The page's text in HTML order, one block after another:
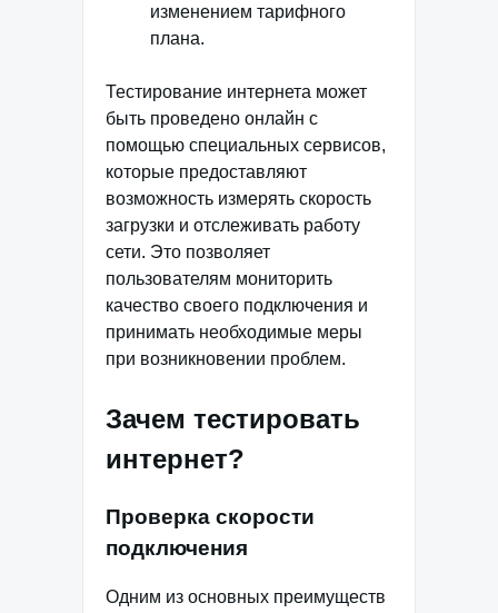
изменением тарифного
плана.
Тестирование интернета может
быть проведено онлайн с
помощью специальных сервисов,
которые предоставляют
возможность измерять скорость
загрузки и отслеживать работу
сети. Это позволяет
пользователям мониторить
качество своего подключения и
принимать необходимые меры
при возникновении проблем.
Зачем тестировать
интернет?
Проверка скорости
подключения
Одним из основных преимуществ